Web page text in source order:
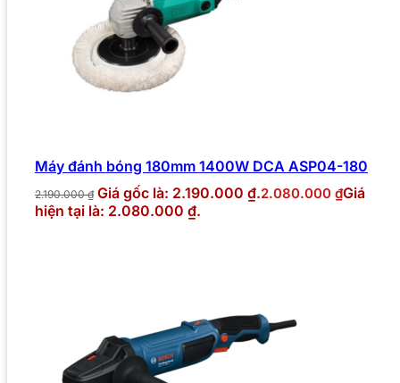
Máy đánh bóng 180mm 1400W DCA ASP04-180
2.190.000₫ Giá gốc là: 2.190.000 ₫.2.080.000 ₫Giá
hiện tại là: 2.080.000 ₫.